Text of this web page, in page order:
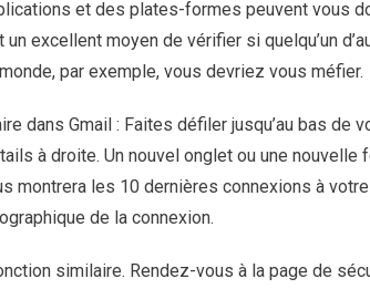
et des plates-formes peuvent vous
excellent moyen de vérifier si quelqu’un
par exemple, vous devriez vous méfier.
dans Gmail : Faites défiler jusqu’au bas
à droite. Un nouvel onglet ou une
montrera les 10 dernières connexions à
de la connexion.
similaire. Rendez-vous à la page de